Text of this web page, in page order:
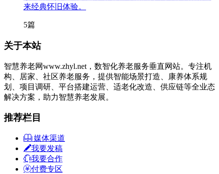
来经典怀旧体验。
5篇
关于本站
智慧养老网www.zhyl.net，数智化养老服务垂直网站。专注机
构、居家、社区养老服务，提供智能场景打造、康养体系规
划、项目调研、平台搭建运营、适老化改造、供应链等全业态
解决方案，助力智慧养老发展。
推荐栏目
媒体渠道
我要发稿
我要合作
付费专区